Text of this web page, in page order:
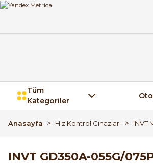
Tüm
Kategoriler
Anasayfa Hız Kontrol Cihazları INVT
INVT GD350A-055G/